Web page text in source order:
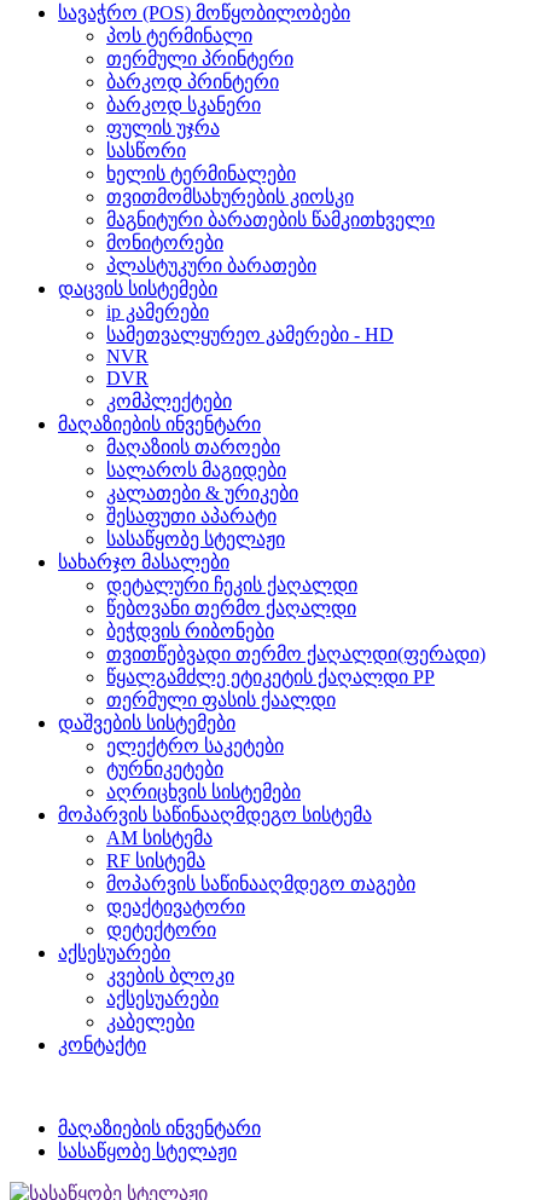
სავაჭრო (POS) მოწყობილობები
პოს ტერმინალი
თერმული პრინტერი
ბარკოდ პრინტერი
ბარკოდ სკანერი
ფულის უჯრა
სასწორი
ხელის ტერმინალები
თვითმომსახურების კიოსკი
მაგნიტური ბარათების წამკითხველი
მონიტორები
პლასტუკური ბარათები
დაცვის სისტემები
ip კამერები
სამეთვალყურეო კამერები - HD
NVR
DVR
კომპლექტები
მაღაზიების ინვენტარი
მაღაზიის თაროები
სალაროს მაგიდები
კალათები & ურიკები
შესაფუთი აპარატი
სასაწყობე სტელაჟი
სახარჯო მასალები
დეტალური ჩეკის ქაღალდი
წებოვანი თერმო ქაღალდი
ბეჭდვის რიბონები
თვითწებვადი თერმო ქაღალდი(ფერადი)
წყალგამძლე ეტიკეტის ქაღალდი PP
თერმული ფასის ქაალდი
დაშვების სისტემები
ელექტრო საკეტები
ტურნიკეტები
აღრიცხვის სისტემები
მოპარვის საწინააღმდეგო სისტემა
AM სისტემა
RF სისტემა
მოპარვის საწინააღმდეგო თაგები
დეაქტივატორი
დეტექტორი
აქსესუარები
კვების ბლოკი
აქსესუარები
კაბელები
კონტაქტი
მაღაზიების ინვენტარი
სასაწყობე სტელაჟი